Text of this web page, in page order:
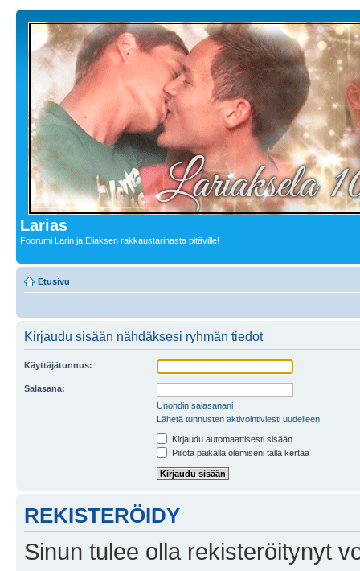
Larias
Foorumi Larin ja Eliaksen rakkaustarinasta pitäville!
Etusivu
Kirjaudu sisään nähdäksesi ryhmän tiedot
Käyttäjätunnus:
Salasana:
Unohdin salasanani
Lähetä tunnusten aktivointiviesti uudelleen
Kirjaudu automaattisesti sisään.
Piilota paikalla olemiseni tällä kertaa
REKISTERÖIDY
Sinun tulee olla rekisteröitynyt